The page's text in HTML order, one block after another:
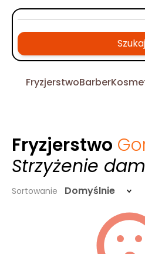
Szukaj
FryzjerstwoBarber
Fryzjerstwo
Strzyżenie
Sortowanie Domyślnie